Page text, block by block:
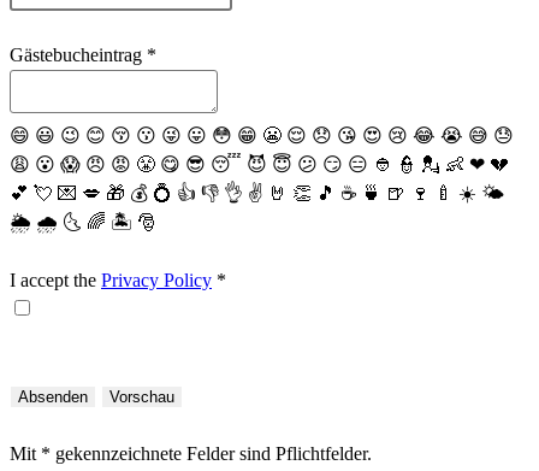
Gästebucheintrag *
😄 😃 😉 😊 😚 😗 😜 😛 😳 😁 😬 😌 😞 😘 😍 😢 😂 😭 😅 😓
😩 😮 😱 😠 😡 😤 😋 😎 😴 😈 😇 😕 😏 😑 👲 👮 💂 👶 ❤ 💔
💕 💘 💌 💋 🎁 💰 💍 👍 👎 👌 ✌️ 🤘 👏 🎵 ☕️ 🍵 🍺 🍷 🍼 ☀️ 🌤
🌦 🌧 🌜 🌈 🏝 🎅
I accept the Privacy Policy *
Mit * gekennzeichnete Felder sind Pflichtfelder.